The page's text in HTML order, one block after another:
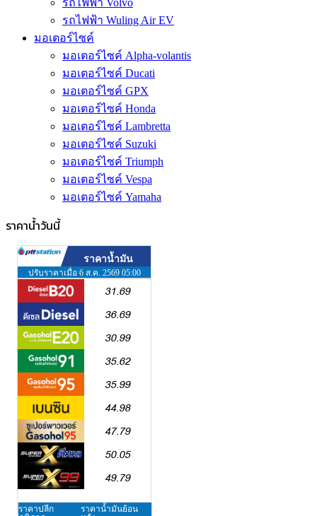
รถไฟฟ้า Wuling Air EV
มอเตอร์ไซค์
มอเตอร์ไซค์ Alpha-volantis
มอเตอร์ไซค์ Ducati
มอเตอร์ไซค์ GPX
มอเตอร์ไซค์ Honda
มอเตอร์ไซค์ Lambretta
มอเตอร์ไซค์ Suzuki
มอเตอร์ไซค์ Triumph
มอเตอร์ไซค์ Vespa
มอเตอร์ไซค์ Yamaha
ราคาน้ำวันนี้